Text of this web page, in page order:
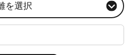
を選択